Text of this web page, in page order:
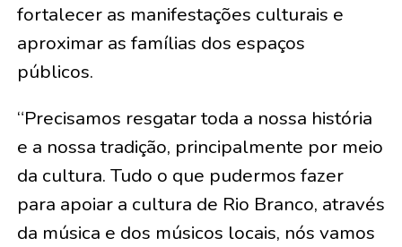
fortalecer as manifestações culturais e
aproximar as famílias dos espaços
públicos.
“Precisamos resgatar toda a nossa história
e a nossa tradição, principalmente por meio
da cultura. Tudo o que pudermos fazer
para apoiar a cultura de Rio Branco, através
da música e dos músicos locais, nós vamos